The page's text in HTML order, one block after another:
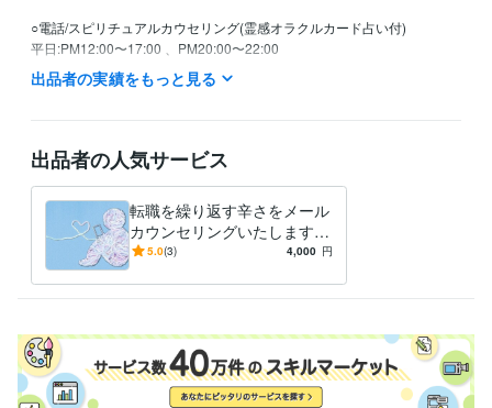
○電話/スピリチュアルカウセリング(霊感オラクルカード占い付)
平日:PM12:00〜17:00 、PM20:00〜22:00
土日祝日：予約の方のみ
その他の時間もご相談可能です。
⚠︎不定期休業・時間変動する場合がありますのでご了承ください。
出品者の実績をもっと見る
出品者の人気サービス
転職を繰り返す辛さをメール
カウンセリングいたします
仕事が続かない辛さ悲しさか
ケアを
5.0(3) 4,000 円